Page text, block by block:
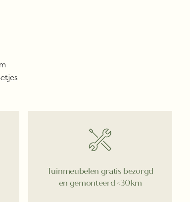
Tuinmeubelen gratis bezorgd
en gemonteerd <30km